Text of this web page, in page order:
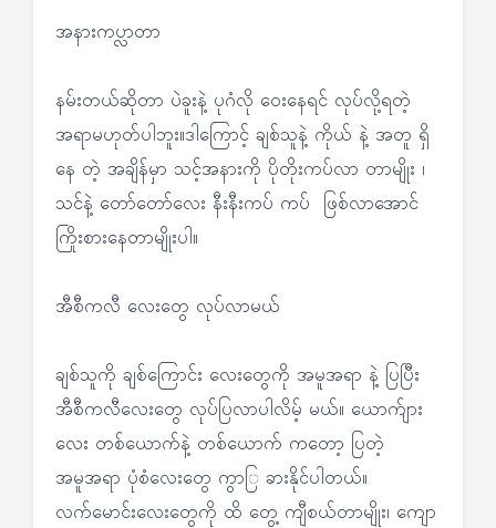
အနားကပ္လာတာ
နမ်းတယ်ဆိုတာ ပဲခူးနဲ့ ပုဂံလို ဝေးနေရင် လုပ်လို့ရတဲ့
အရာမဟုတ်ပါဘူး။ဒါကြောင့် ချစ်သူနဲ့ ကိုယ် နဲ့ အတူ ရှိ
နေ တဲ့ အချိန်မှာ သင့်အနားကို ပိုတိုးကပ်လာ တာမျိုး ၊
သင်နဲ့ တော်တော်လေး နီးနီးကပ် ကပ် ဖြစ်လာအောင်
ကြိုးစားနေတာမျိုးပါ။
အီစီကလီ လေးတွေ လုပ်လာမယ်
ချစ်သူကို ချစ်ကြောင်း လေးတွေကို အမူအရာ နဲ့ ပြပြီး
အီစီကလီလေးတွေ လုပ်ပြလာပါလိမ့် မယ်။ ယောက်ျား
လေး တစ်ယောက်နဲ့ တစ်ယောက် ကတော့ ပြတဲ့
အမူအရာ ပုံစံလေးတွေ ကွာြ ခားနိုင်ပါတယ်။
လက်မောင်းလေးတွေကို ထိ တွေ့ ကျီစယ်တာမျိုး၊ ကျော